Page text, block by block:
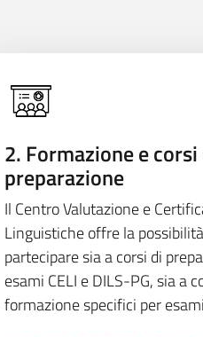
2. Formazione e
preparazione
Il Centro Valutazione e
Linguistiche offre la
partecipare sia a corsi di
esami CELI e DILS-PG, sia a
formazione specifici per